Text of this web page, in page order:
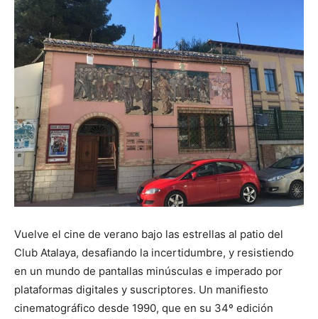
Vuelve el cine de verano bajo las estrellas al patio del
Club Atalaya, desafiando la incertidumbre, y resistiendo
en un mundo de pantallas minúsculas e imperado por
plataformas digitales y suscriptores. Un manifiesto
cinematográfico desde 1990, que en su 34º edición